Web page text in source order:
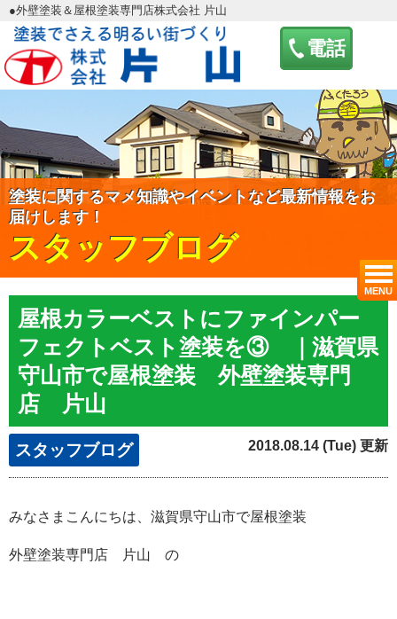
電話
MENU
●外壁塗装＆屋根塗装専門店株式会社 片山
塗装に関するマメ知識やイベントなど最新情報をお
届けします！
スタッフブログ
屋根カラーベストにファインパー
フェクトベスト塗装を③ ｜滋賀県
守山市で屋根塗装 外壁塗装専門
店 片山
スタッフブログ 2018.08.14 (Tue) 更新
みなさまこんにちは、滋賀県守山市で屋根塗装
外壁塗装専門店 片山 の